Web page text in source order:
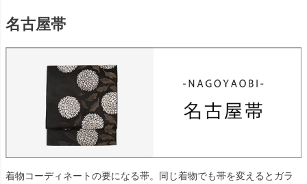
名古屋帯
着物コーディネートの要になる帯。同じ着物でも帯を変えるとガラ